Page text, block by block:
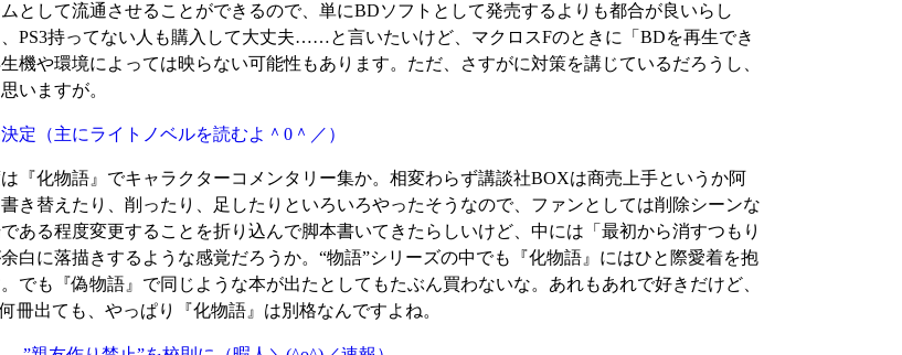
として流通させることができるので、単にBDソフトとして発売するよりも都合が良いらし
PS3持ってない人も購入して大丈夫……と言いたいけど、マクロスFのときに「BDを再生でき
機や環境によっては映らない可能性もあります。ただ、さすがに対策を講じているだろうし、
いますが。
定 （主にライトノベルを読むよ＾0＾／）
『化物語』でキャラクターコメンタリー集か。相変わらず講談社BOXは商売上手というか阿
き替えたり、削ったり、足したりといろいろやったそうなので、ファンとしては削除シーンな
ある程度変更することを折り込んで脚本書いてきたらしいけど、中には「最初から消すつもり
白に落描きするような感覚だろうか。“物語”シリーズの中でも『化物語』にはひと際愛着を抱
でも『偽物語』で同じような本が出たとしてもたぶん買わないな。あれもあれで好きだけど、
冊出ても、やっぱり『化物語』は別格なんですよね。